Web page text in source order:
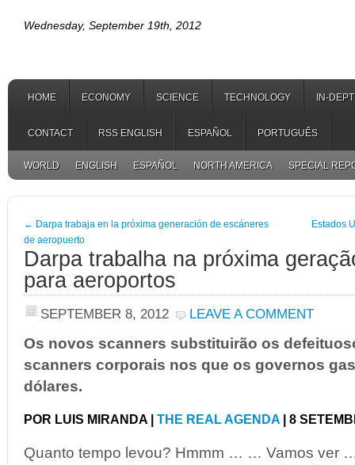
Wednesday, September 19th, 2012
HOME ECONOMY SCIENCE TECHNOLOGY IN-
CONTACT RSS ENGLISH ESPAÑOL PORTUGUÊS
WORLD ENGLISH ESPAÑOL NORTH AMERICA SPECIAL
← Darpa trabaja en la próxima generación de escáneres
de aeropuerto
Estados
Darpa trabalha na próxima
para aeroportos
SEPTEMBER 8, 2012 LEAVE A COMMENT
Os novos scanners substituirão os
scanners corporais nos que os governos
dólares.
POR LUIS MIRANDA | THE REAL AGENDA | 8
Quanto tempo levou? Hmmm … … Vamos ver